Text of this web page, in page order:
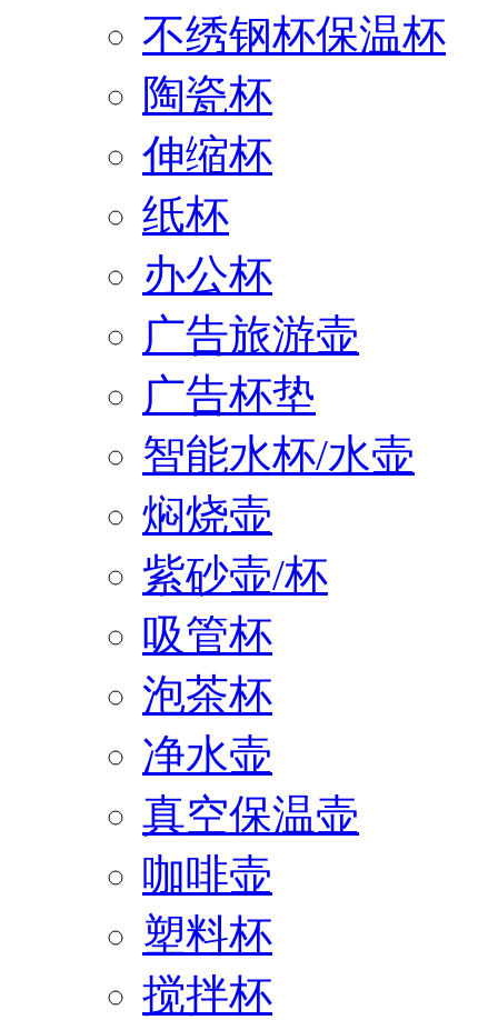
不绣钢杯保温杯
陶瓷杯
伸缩杯
纸杯
办公杯
广告旅游壶
广告杯垫
智能水杯/水壶
焖烧壶
紫砂壶/杯
吸管杯
泡茶杯
净水壶
真空保温壶
咖啡壶
塑料杯
搅拌杯